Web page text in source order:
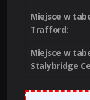
Miejsce w
Trafford:
Miejsce w
Stalybridge